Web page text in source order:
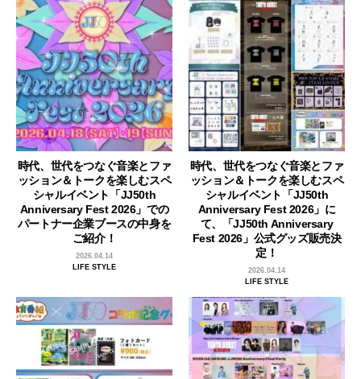
時代、世代をつなぐ音楽とファ
ッション＆トークを楽しむスペ
シャルイベント「JJ50th
Anniversary Fest 2026」での
パートナー企業ブースの中身を
ご紹介！
2026.04.14
LIFE STYLE
時代、世代をつなぐ音楽とファ
ッション＆トークを楽しむスペ
シャルイベント「JJ50th
Anniversary Fest 2026」に
て、「JJ50th Anniversary
Fest 2026」公式グッズ販売決
定！
2026.04.14
LIFE STYLE